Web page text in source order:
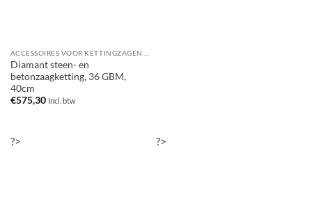
Diamant steen- en
betonzaagketting, 36 GBM,
40cm
€575,30 Incl. btw
?> ?>